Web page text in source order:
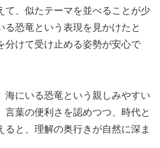
て、似たテーマを並べることが少
る恐竜という表現を見かけたと
分けて受け止める姿勢が安心で
海にいる恐竜という親しみやすい
言葉の便利さを認めつつ、時代と
ると、理解の奥行きが自然に深ま